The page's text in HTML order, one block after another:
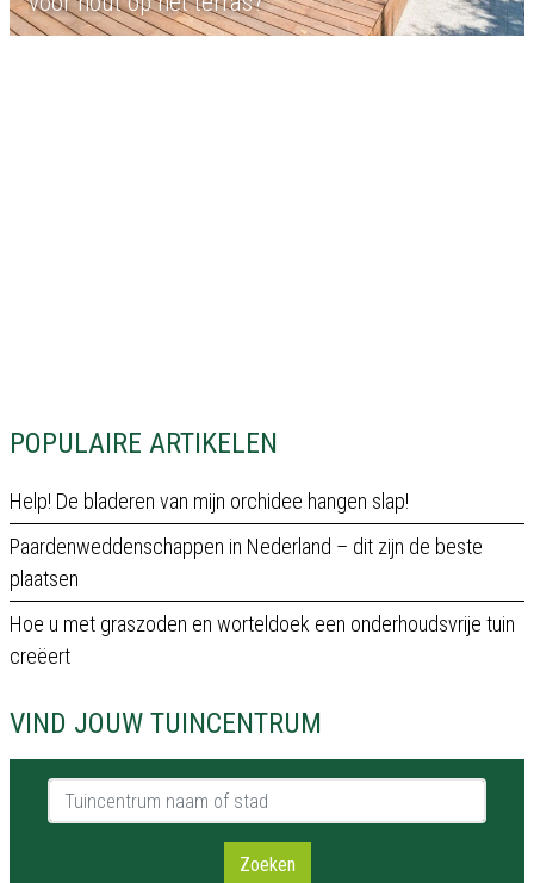
POPULAIRE ARTIKELEN
Help! De bladeren van mijn orchidee hangen slap!
Paardenweddenschappen in Nederland – dit zijn de beste
plaatsen
Hoe u met graszoden en worteldoek een onderhoudsvrije tuin
creëert
VIND JOUW TUINCENTRUM
Tuincentrum naam of stad
Zoeken